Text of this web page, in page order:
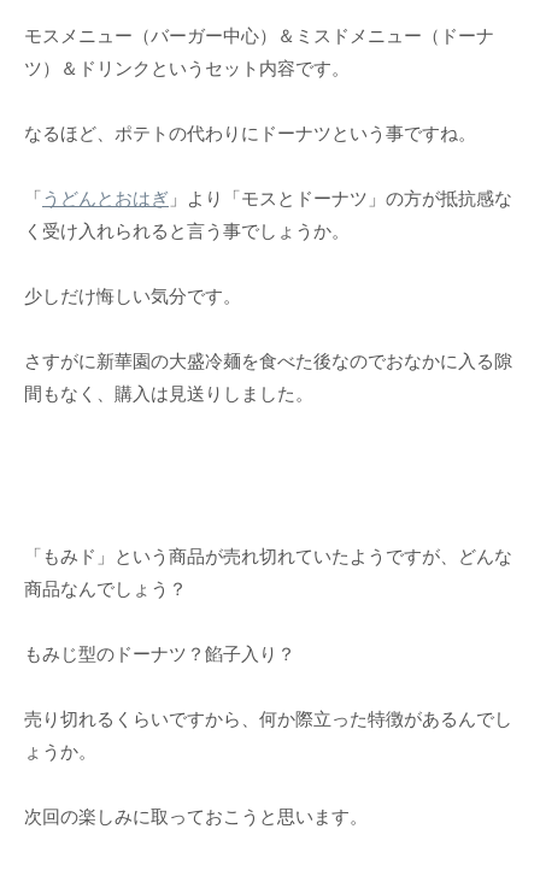
モスメニュー（バーガー中心）＆ミスドメニュー（ドーナ
ツ）＆ドリンクというセット内容です。
なるほど、ポテトの代わりにドーナツという事ですね。
「 うどんとおはぎ 」より「モスとドーナツ」の方が抵抗感な
く受け入れられると言う事でしょうか。
少しだけ悔しい気分です。
さすがに新華園の大盛冷麺を食べた後なのでおなかに入る隙
間もなく、購入は見送りしました。
「もみド」という商品が売れ切れていたようですが、どんな
商品なんでしょう？
もみじ型のドーナツ？餡子入り？
売り切れるくらいですから、何か際立った特徴があるんでし
ょうか。
次回の楽しみに取っておこうと思います。